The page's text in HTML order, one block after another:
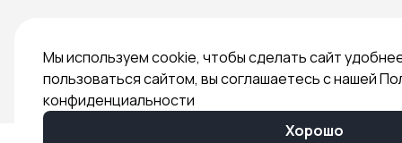
Мы используем cookie, чтобы сделать сайт
пользоваться сайтом, вы соглашаетесь с нашей
конфиденциальности
Хорошо